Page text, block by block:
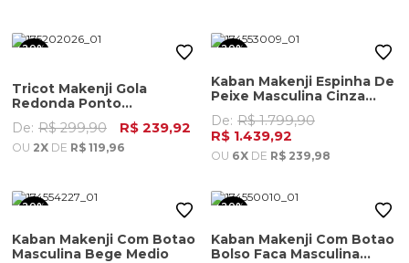
20%
Tricot Makenji Gola
Redonda Ponto
Diferenciado Masculino
Azul Marinho
De: R$ 299,90 R$ 239,92
OU 2X DE R$ 119,96
20%
Kaban Makenji Espinha De
Peixe Masculina Cinza
Grafite
De: R$ 1.799,90
R$ 1.439,92
OU 6X DE R$ 239,98
20%
Kaban Makenji Com Botao
Masculina Bege Medio
20%
Kaban Makenji Com Botao
Bolso Faca Masculina